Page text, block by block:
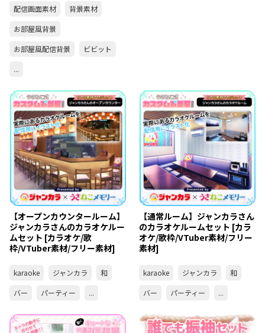
配信画面素材
背景素材
お部屋風背景
お部屋風配信背景
ビビット
...
【オープンカウンタールーム】
ジャンカラさんのカラオケルー
ムセット [カラオケ/歌
枠/VTuber素材/フリー素材]
karaoke ジャンカラ
和
バー
パーティー ...
【通常ルーム】ジャンカラさん
のカラオケルームセット [カラ
オケ/歌枠/VTuber素材/フリー
素材]
karaoke ジャンカラ
和
バー
パーティー ...